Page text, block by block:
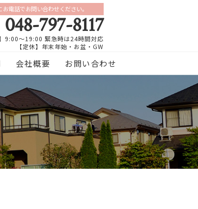
お電話でお問い合わせください。
048-797-8117
】9:00～19:00 緊急時は24時間対応
【定休】年末年始・お盆・GW
会社概要 お問い合わせ